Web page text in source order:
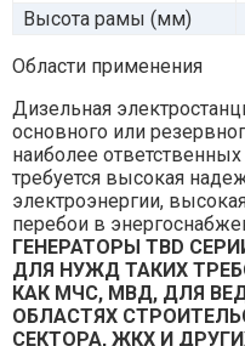
Высота рамы (мм)
Области применения
Дизельная
основного или
наиболее
требуется высокая
электроэнергии,
перебои в
ГЕНЕРАТОРЫ TBD
ДЛЯ НУЖД ТАКИХ
КАК МЧС, МВД, ДЛЯ
ОБЛАСТЯХ
СЕКТОРА, ЖКХ И